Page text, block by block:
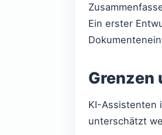
Ein erster
Grenzen
KI-Assistenten
unterschätzt